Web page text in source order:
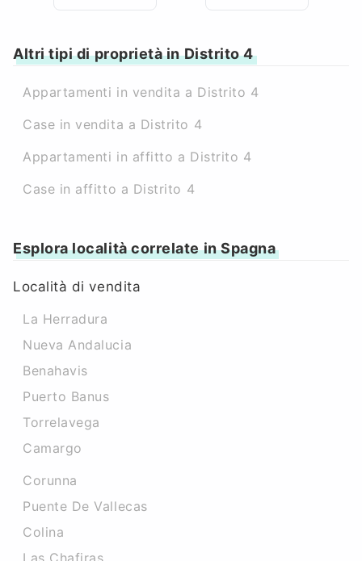
Altri tipi di proprietà in Distrito 4
Appartamenti in vendita a Distrito 4
Case in vendita a Distrito 4
Appartamenti in affitto a Distrito 4
Case in affitto a Distrito 4
Esplora località correlate in Spagna
Località di vendita
La Herradura
Nueva Andalucia
Benahavis
Puerto Banus
Torrelavega
Camargo
Corunna
Puente De Vallecas
Colina
Las Chafiras